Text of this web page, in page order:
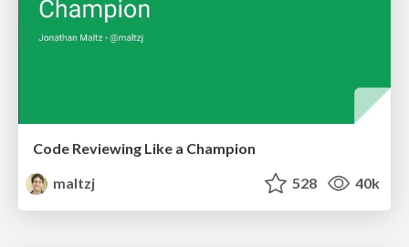
Code Reviewing Like a Champion
maltzj
528 40k